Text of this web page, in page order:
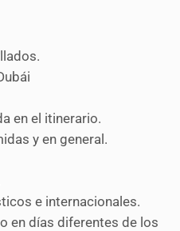
en el itinerario.
y en general.
e internacionales.
en días diferentes de los